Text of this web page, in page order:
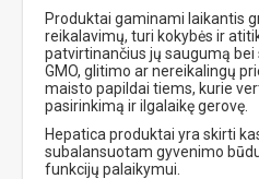
Produktai gaminami laikantis
reikalavimų, turi kokybės ir
patvirtinančius jų saugumą
GMO, glitimo ar nereikalingų
maisto papildai tiems, kurie
pasirinkimą ir ilgalaikę gerovę.
Hepatica produktai yra skirti
subalansuotam gyvenimo
funkcijų palaikymui.